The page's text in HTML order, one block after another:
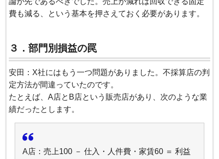
費も減る、という基本を押さえておく必要があります。
３．部門別損益の罠
安田：X社にはもう一つ問題がありました。不採算店の判
定方法が間違っていたのです。
たとえば、A店とB店という販売店があり、次のような業
績だったとします。
A店：売上100 － 仕入・人件費・家賃60 ＝ 利益